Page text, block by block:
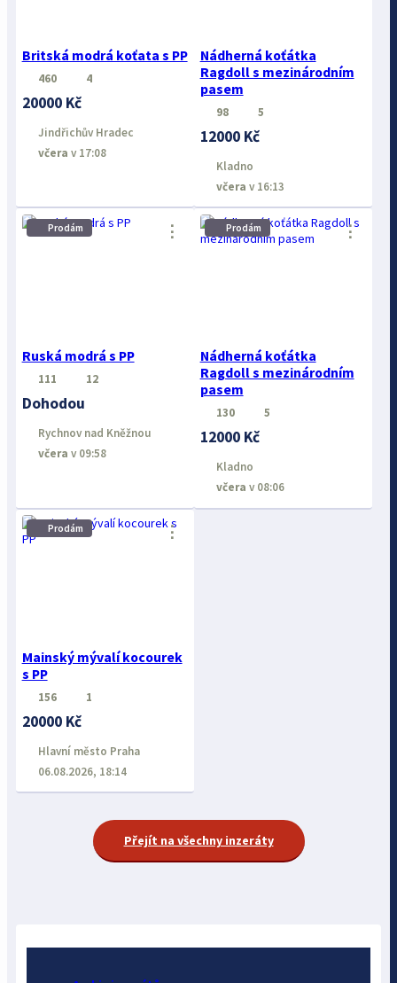
Britská modrá koťata s PP
460 4
20000 Kč
Jindřichův Hradec
včera v 17:08
Nádherná koťátka
Ragdoll s mezinárodním
pasem
98 5
12000 Kč
Kladno
včera v 16:13
Prodám
Ruská modrá s PP
⋮
111 12
Dohodou
Rychnov nad Kněžnou
včera v 09:58
Prodám
Nádherná koťátka
Ragdoll s mezinárodním
pasem
⋮
130 5
12000 Kč
Kladno
včera v 08:06
Prodám
Mainský mývalí kocourek
s PP
⋮
156 1
20000 Kč
Hlavní město Praha
06.08.2026, 18:14
Přejít na všechny inzeráty